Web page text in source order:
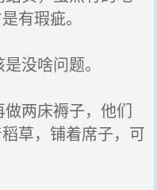
有瑕疵。
没啥问题。
两床褥子，他们
草，铺着席子，可